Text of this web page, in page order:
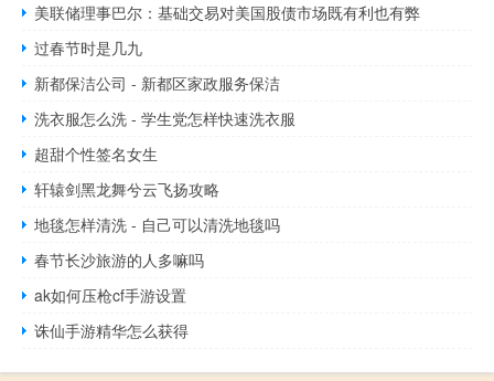
美联储理事巴尔：基础交易对美国股债市场既有利也有弊
过春节时是几九
新都保洁公司 - 新都区家政服务保洁
洗衣服怎么洗 - 学生党怎样快速洗衣服
超甜个性签名女生
轩辕剑黑龙舞兮云飞扬攻略
地毯怎样清洗 - 自己可以清洗地毯吗
春节长沙旅游的人多嘛吗
ak如何压枪cf手游设置
诛仙手游精华怎么获得